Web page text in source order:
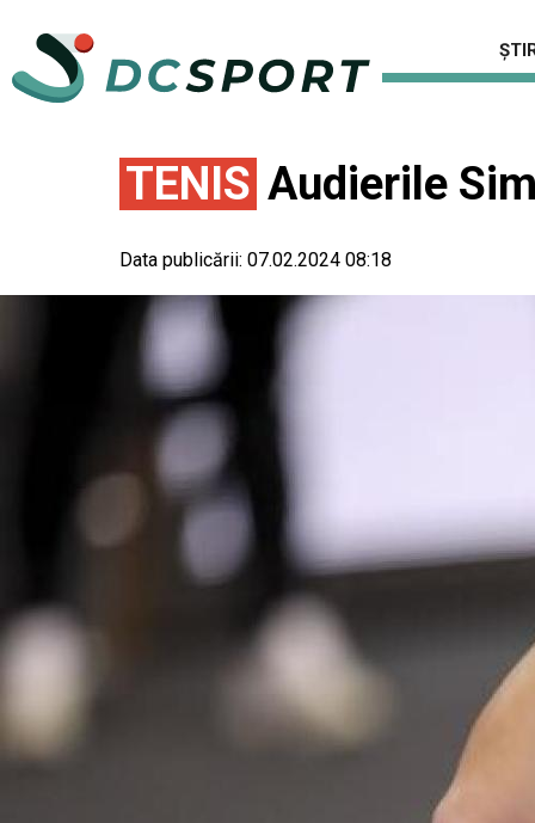
TENIS Audierile
Data publicării: 07.02.2024 08:18